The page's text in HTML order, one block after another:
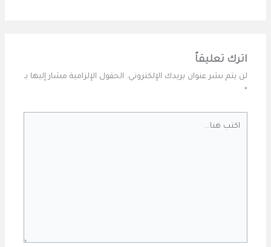
اترك تعليقاً
لن يتم نشر عنوان بريدك الإلكتروني. الحقول الإلزامية مشار إليها بـ
*